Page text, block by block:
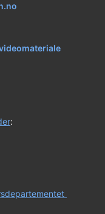
: